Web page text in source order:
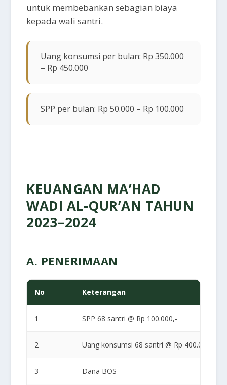
untuk membebankan sebagian biaya
kepada wali santri.
Uang konsumsi per bulan: Rp 350.000
– Rp 450.000
SPP per bulan: Rp 50.000 – Rp 100.000
KEUANGAN MA’HAD
WADI AL-QUR’AN TAHUN
2023–2024
A. PENERIMAAN
No Keterangan
1 SPP 68 santri @ Rp 100.000,-
2 Uang konsumsi 68 santri @ Rp 400.000,-
3 Dana BOS